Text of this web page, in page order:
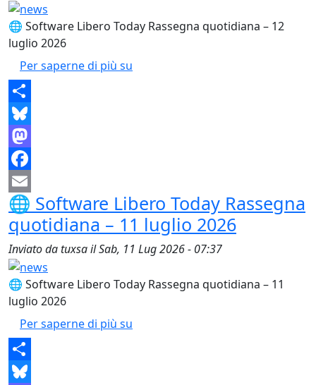
🌐 Software Libero Today Rassegna quotidiana – 12
luglio 2026
Per saperne di più su
Share
Bluesky
Mastodon
Facebook
Email
🌐 Software Libero Today Rassegna
quotidiana – 11 luglio 2026
Inviato datuxsailSab, 11 Lug 2026 - 07:37
🌐 Software Libero Today Rassegna quotidiana – 11
luglio 2026
Per saperne di più su
Share